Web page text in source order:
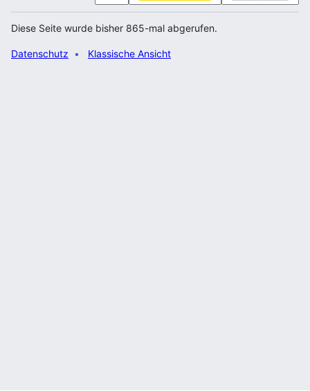
Diese Seite wurde bisher 865-mal abgerufen.
Datenschutz Klassische Ansicht